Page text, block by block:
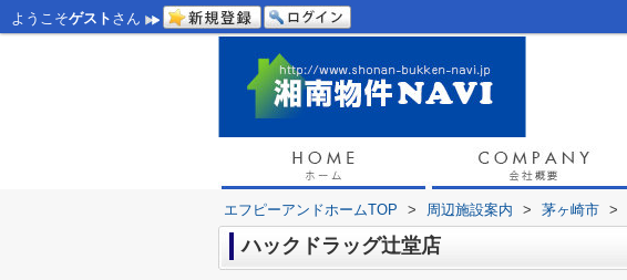
ようこそゲスト さん
エフピーアンドホームTOP > 周辺施設案内 > 茅ヶ崎市 >
ハックドラッグ辻堂店